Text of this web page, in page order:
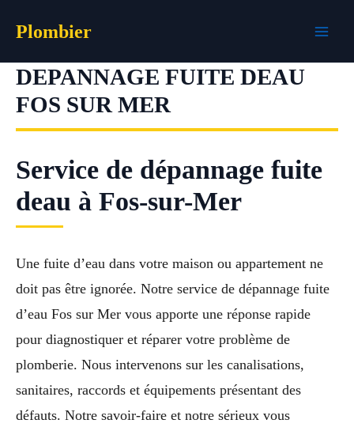
Plombier
DEPANNAGE FUITE DEAU
FOS SUR MER
Service de dépannage fuite
deau à Fos-sur-Mer
Une fuite d’eau dans votre maison ou appartement ne
doit pas être ignorée. Notre service de dépannage fuite
d’eau Fos sur Mer vous apporte une réponse rapide
pour diagnostiquer et réparer votre problème de
plomberie. Nous intervenons sur les canalisations,
sanitaires, raccords et équipements présentant des
défauts. Notre savoir-faire et notre sérieux vous